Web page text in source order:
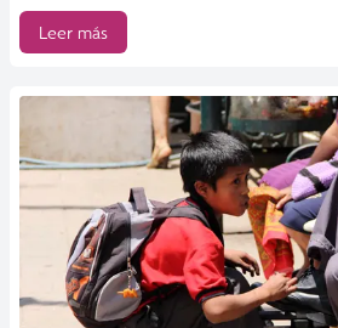
Leer más